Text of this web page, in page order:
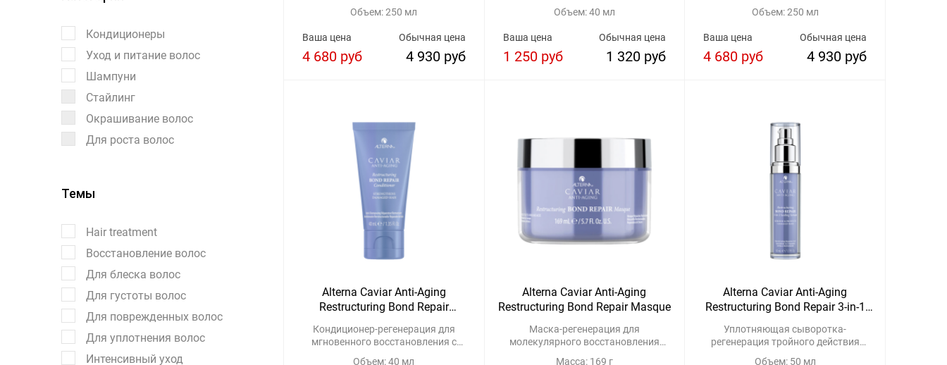
Кондиционеры
Уход и питание волос
Шампуни
Стайлинг
Окрашивание волос
Для роста волос
Темы
Hair treatment
Восстановление волос
Для блеска волос
Для густоты волос
Для поврежденных волос
Для уплотнения волос
Интенсивный уход
протеинов
Объем: 250 мл
Обычная цена
4 930 руб
Ваша цена
4 680 руб
протеинов
Объем: 40 мл
Обычная цена
1 320 руб
Ваша цена
1 250 руб
протеинов
Объем: 250 мл
Обычная цена
4 930 руб
Ваша цена
4 680 руб
Alterna Caviar Anti-Aging
Restructuring Bond Repair
Кондиционер-регенерация для
мгновенного восстановления с
Объем: 40 мл
Alterna Caviar Anti-Aging
Restructuring Bond Repair Masque
Маска-регенерация для
молекулярного восстановления
Масса: 169 г
Alterna Caviar Anti-Aging
Restructuring Bond Repair 3-in-1
Уплотняющая сыворотка-
регенерация тройного действия
Объем: 50 мл